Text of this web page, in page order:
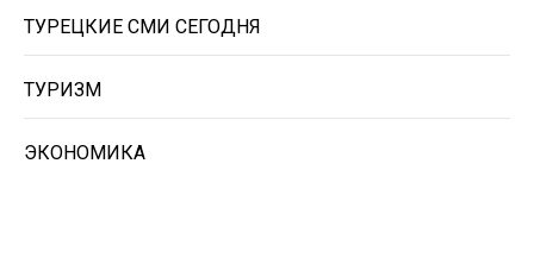
ТУРЕЦКИЕ СМИ СЕГОДНЯ
ТУРИЗМ
ЭКОНОМИКА